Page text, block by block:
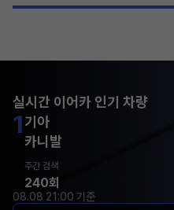
실시간 이어카 인기 차량
1기아
카니발
주간 검색
240회
08.08 21:00 기준